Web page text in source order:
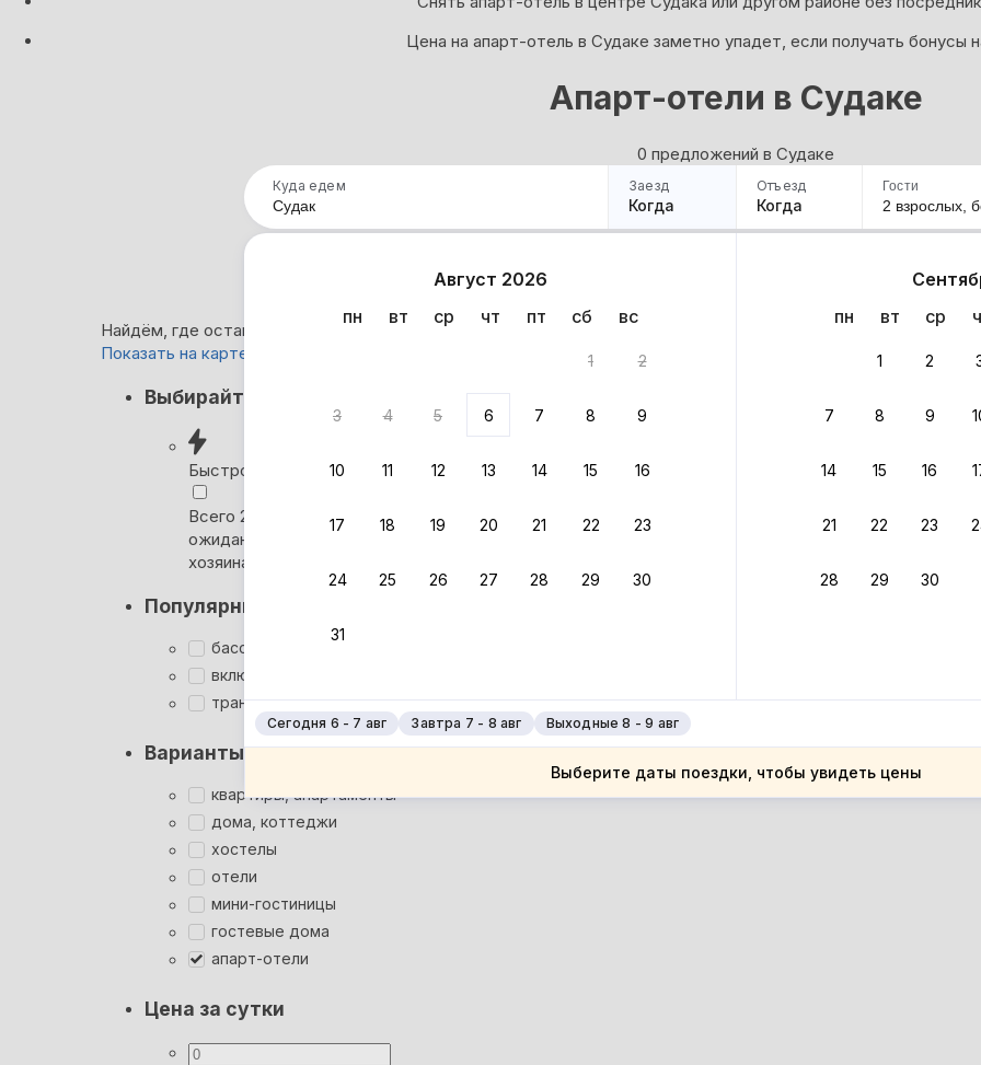
Цена на апарт-отель в Судаке заметно упадет, если получать бонусы
Апарт-отели в Судаке
0 предложений в Судаке
Куда едем Заезд
Когда
Отъезд
Когда
Август 2026
пн
вт ср чт пт сб вс
1 2
3 4 5 6 7 8 9
10 11 12 13 14 15 16
17 18 19 20 21 22 23
24 25 26 27 28 29 30
31
пн
вт ср
1 2
7 8 9
14 15 16
21 22 23
28 29 30
Сегодня 6 - 7 авг Завтра 7 - 8 авг Выходные 8 - 9 авг
Выберите даты поездки, чтобы увидеть цены
Гости
2 взрослых,
Найдём, где остановиться в Судаке: 0 вариантов
Показать на карте
Выбирайте лучшее
Быстрое бронирование
Всего 2 минуты, без
ожидания ответа от
хозяина
Популярные фильтры
бассейн
включён завтрак
трансфер
Варианты размещения
квартиры, апартаменты
дома, коттеджи
хостелы
отели
мини-гостиницы
гостевые дома
апарт-отели
Цена за сутки
Ни один вариант из результатов поиска не соответствует заданным
Крым